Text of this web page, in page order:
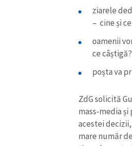
ziarele
– cine și
oamenii
ce câștigă?
poșta va
ZdG solicită
mass-media
acestei
mare număr